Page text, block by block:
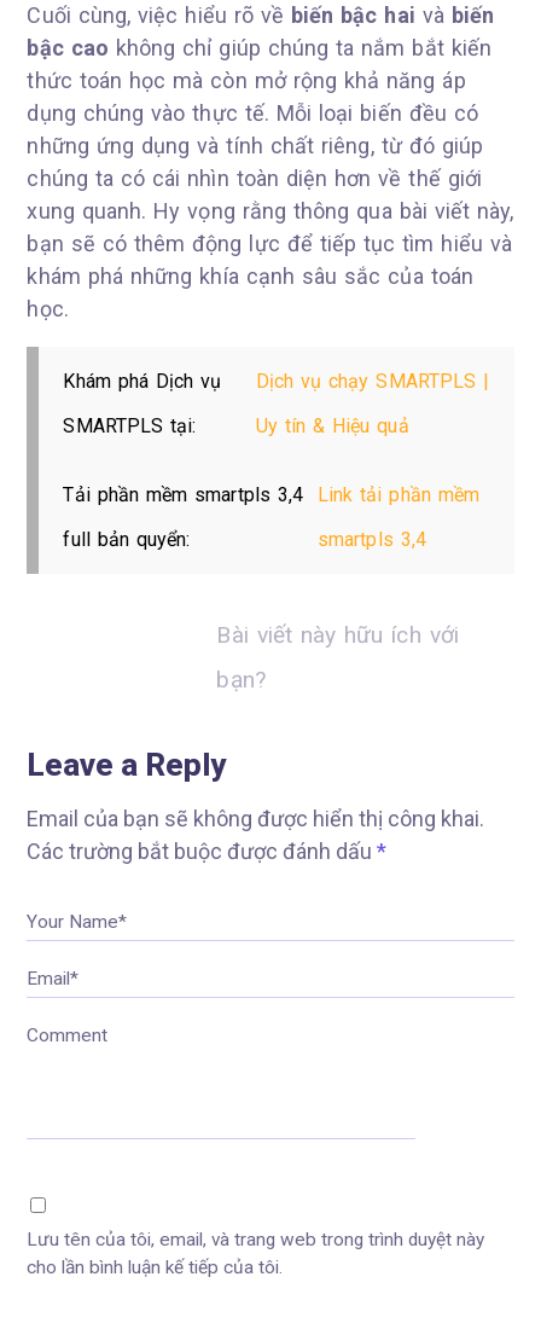
Cuối cùng, việc hiểu rõ về biến bậc hai và biến
bậc cao không chỉ giúp chúng ta nắm bắt kiến
thức toán học mà còn mở rộng khả năng áp
dụng chúng vào thực tế. Mỗi loại biến đều có
những ứng dụng và tính chất riêng, từ đó giúp
chúng ta có cái nhìn toàn diện hơn về thế giới
xung quanh. Hy vọng rằng thông qua bài viết này,
bạn sẽ có thêm động lực để tiếp tục tìm hiểu và
khám phá những khía cạnh sâu sắc của toán
học.
Khám phá Dịch vụ
SMARTPLS tại:
Dịch vụ chạy SMARTPLS |
Uy tín & Hiệu quả
Tải phần mềm smartpls 3,4
full bản quyển:
Link tải phần mềm
smartpls 3,4
Bài viết này hữu ích với
bạn?
Leave a Reply
Email của bạn sẽ không được hiển thị công khai.
Các trường bắt buộc được đánh dấu*
Your Name*
Email*
Comment
Lưu tên của tôi, email, và trang web trong trình duyệt này
cho lần bình luận kế tiếp của tôi.